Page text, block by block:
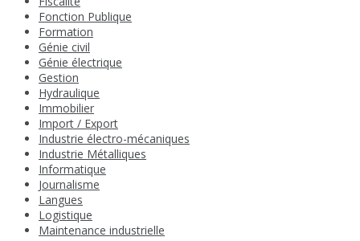
Fonction Publique
Formation
Génie civil
Génie électrique
Gestion
Hydraulique
Immobilier
Import / Export
Industrie électro-mécaniques
Industrie Métalliques
Informatique
Journalisme
Langues
Logistique
Maintenance industrielle